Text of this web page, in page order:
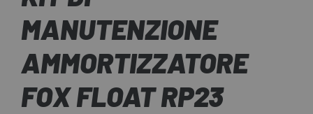
MANUTENZIONE
AMMORTIZZATORE
FOX FLOAT RP23